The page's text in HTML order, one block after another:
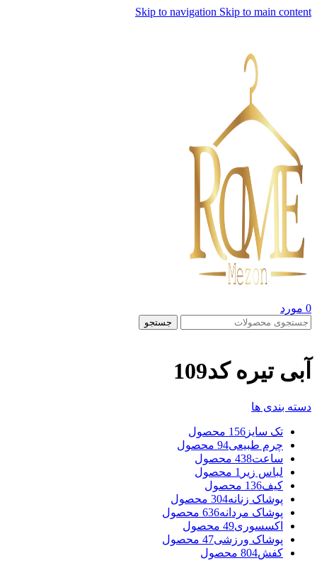
Skip to navigation Skip to main content
0 مورد
جستجو
آبی تیره کد109
دسته بندی ها
تک سایز 156 محصول
چرم طبیعی94 محصول
ساعت438 محصول
لباس زیر 1 محصول
کیف136 محصول
پوشاک زنانه304 محصول
پوشاک مردانه636 محصول
اکسسوری49 محصول
پوشاک ورزشی47 محصول
کفش804 محصول